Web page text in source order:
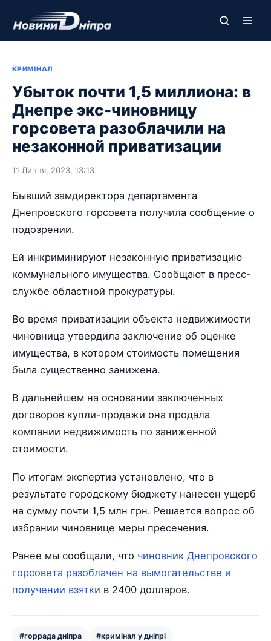
КРИМІНАЛ
Убыток почти 1,5 миллиона: в
Днепре экс-чиновницу
горсовета разоблачили на
незаконной приватизации
11 Липня, 2023, 13:13
Бывший замдиректора департамента
Днепровского горсовета получила сообщение о
подозрении.
Ей инкриминируют незаконную приватизацию
коммунального имущества. Сообщают в пресс-
службе областной прокуратуры.
Во время приватизации объекта недвижимости
чиновница утвердила заключение об оценке
имущества, в котором стоимость помещения
была существенно занижена.
В дальнейшем на основании заключенных
договоров купли-продажи она продала
компании недвижимость по заниженной
стоимости.
По итогам экспертиз установлено, что в
результате городскому бюджету нанесен ущерб
на сумму почти 1,5 млн грн. Решается вопрос об
избрании чиновнице меры пресечения.
Ранее мы сообщали, что чиновник Днепровского
горсовета разоблачен на вымогательстве и
получении взятки в 2400 долларов.
#горрада дніпра #кримінал у дніпрі